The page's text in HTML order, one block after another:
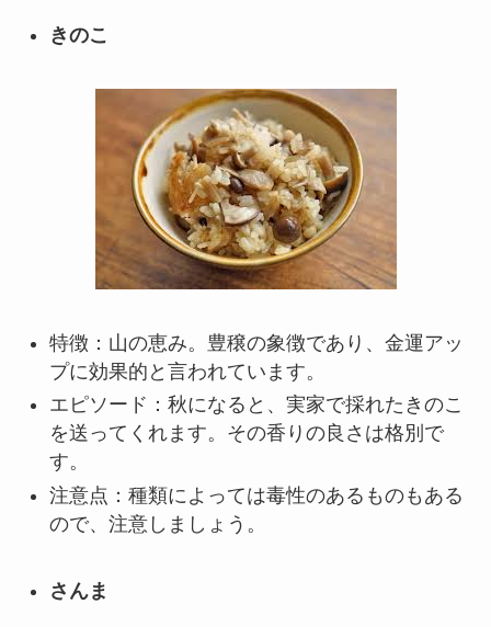
きのこ
特徴：山の恵み。豊穣の象徴であり、金運アッ
プに効果的と言われています。
エピソード：秋になると、実家で採れたきのこ
を送ってくれます。その香りの良さは格別で
す。
注意点：種類によっては毒性のあるものもある
ので、注意しましょう。
さんま